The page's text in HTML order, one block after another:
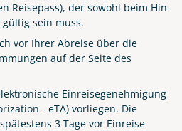
Reisepass), der sowohl beim Hin-
sein muss.
vor Ihrer Abreise über die
auf der Seite des
Einreisegenehmigung
- eTA) vorliegen. Die
3 Tage vor Einreise